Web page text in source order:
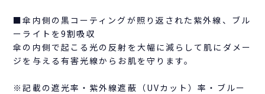
■傘内側の黒コーティングが照り返された紫外線、ブル
ーライトを9割吸収
傘の内側で起こる光の反射を大幅に減らして肌にダメー
ジを与える有害光線からお肌を守ります。
※記載の遮光率・紫外線遮蔽（UVカット）率・ブルー